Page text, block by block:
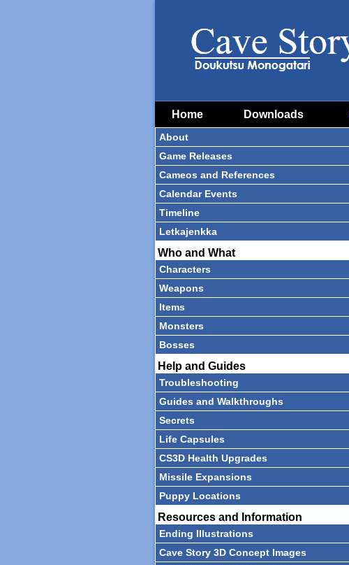
Home Downloads
About
Game Releases
Cameos and References
Calendar Events
Timeline
Letkajenkka
Who and What
Characters
Weapons
Items
Monsters
Bosses
Help and Guides
Troubleshooting
Guides and Walkthroughs
Secrets
Life Capsules
CS3D Health Upgrades
Missile Expansions
Puppy Locations
Resources and Information
Ending Illustrations
Cave Story 3D Concept Images